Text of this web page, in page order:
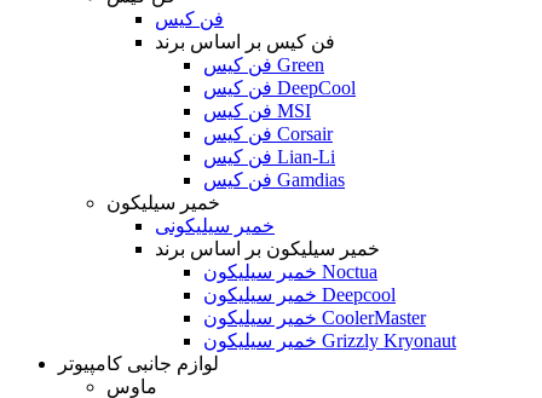
فن کیس
فن کیس بر اساس برند
فن کیس Green
فن کیس DeepCool
فن کیس MSI
فن کیس Corsair
فن کیس Lian-Li
فن کیس Gamdias
خمیر سیلیکون
خمیر سیلیکونی
خمیر سیلیکون بر اساس برند
خمیر سیلیکون Noctua
خمیر سیلیکون Deepcool
خمیر سیلیکون CoolerMaster
خمیر سیلیکون Grizzly Kryonaut
لوازم جانبی کامپیوتر
ماوس